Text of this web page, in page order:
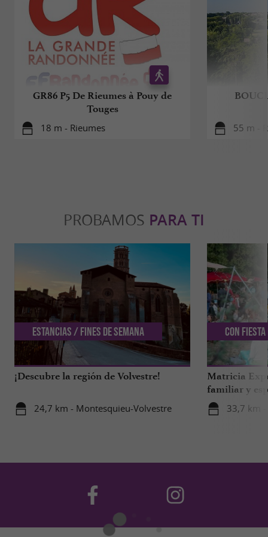
GR86 P5 De Rieumes à Pouy de
Touges
18 m - Rieumes 55 m -
PROBAMOS PARA TI
¡Descubre la región de Volvestre!
24,7 km - Montesquieu-Volvestre
Estancias / Fines de semana
Matricia
familiar y
bosque de
33,7 km
Con Fiesta